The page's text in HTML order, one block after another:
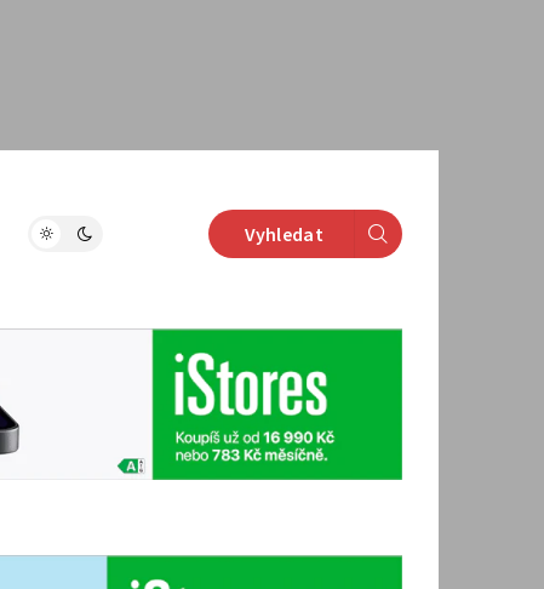
Vyhledat